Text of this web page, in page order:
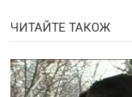
ЧИТАЙТЕ ТАКОЖ